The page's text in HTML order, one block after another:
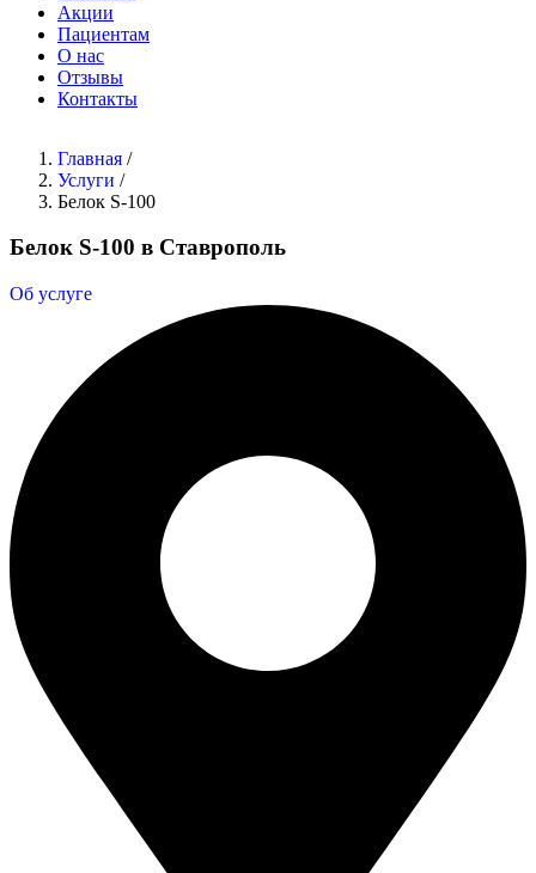
Акции
Пациентам
О нас
Отзывы
Контакты
Главная /
Услуги /
Белок S-100
Белок S-100 в Ставрополь
Об услуге